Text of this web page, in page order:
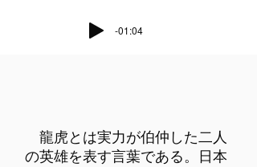
-01:04
龍虎とは実力が伯仲した二人
の英雄を表す言葉である。日本